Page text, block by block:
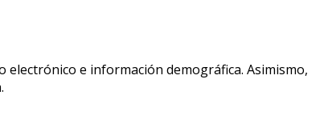
e información demográfica. Asimismo,